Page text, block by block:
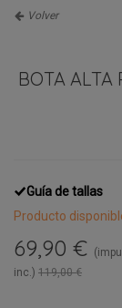
Volver
BOTA ALTA
Guía de tallas
Producto
69,90 €
inc.) 119,00 €